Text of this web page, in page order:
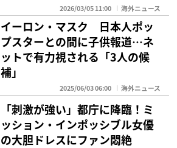
2026/03/05 11:00 海外ニュース
イーロン・マスク 日本人ポッ
プスターとの間に子供報道…ネ
ットで有力視される「3人の候
補」
2025/06/03 06:00 海外ニュース
「刺激が強い」都庁に降臨！ミ
ッション・インポッシブル女優
の大胆ドレスにファン悶絶